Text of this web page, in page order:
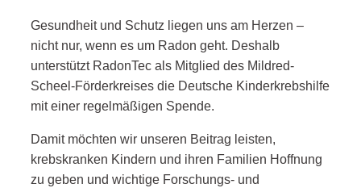
Gesundheit und Schutz liegen uns am Herzen –
nicht nur, wenn es um Radon geht. Deshalb
unterstützt RadonTec als Mitglied des Mildred-
Scheel-Förderkreises die Deutsche Kinderkrebshilfe
mit einer regelmäßigen Spende.
Damit möchten wir unseren Beitrag leisten,
krebskranken Kindern und ihren Familien Hoffnung
zu geben und wichtige Forschungs- und